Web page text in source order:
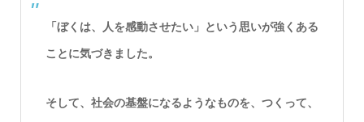
「ぼくは、人を感動させたい」という思いが強くある
ことに気づきました。
そして、社会の基盤になるようなものを、つくって、